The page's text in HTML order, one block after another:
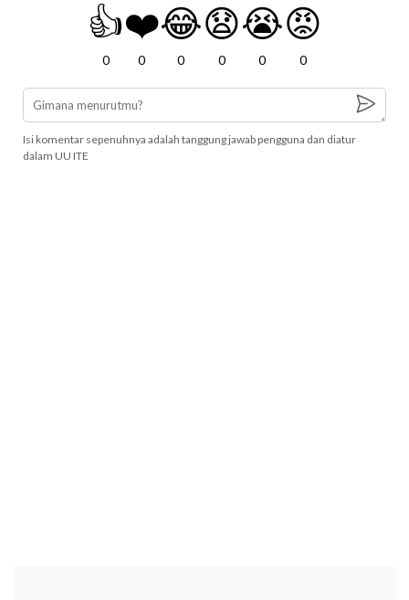
👍
0
❤️
0
😂
0
😧
0
😭
0
😡
0
Isi komentar sepenuhnya adalah tanggung jawab pengguna dan diatur
dalam UU ITE